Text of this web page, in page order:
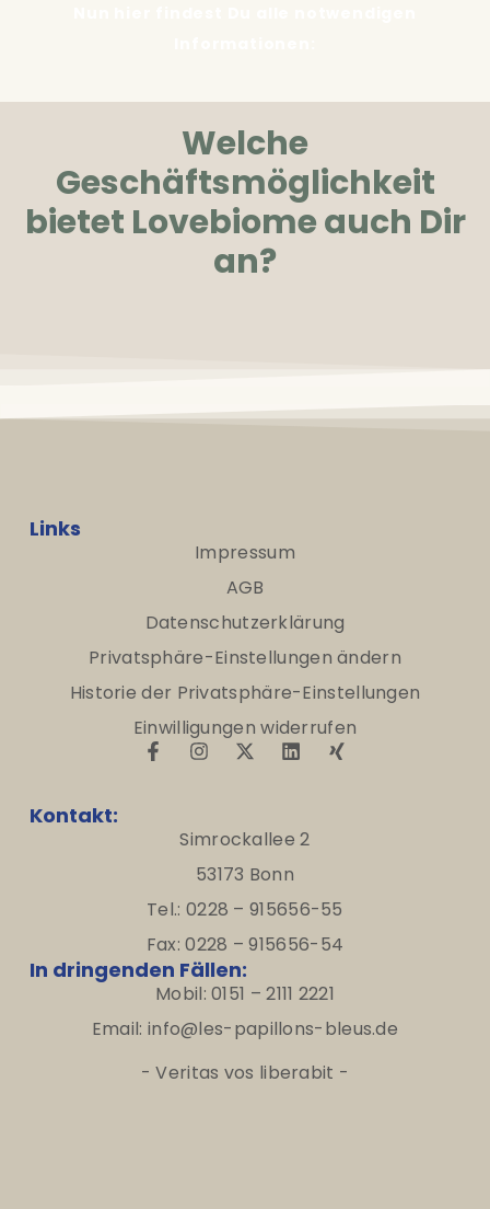
Welche
Geschäftsmöglichkeit
bietet Lovebiome auch Dir
an?
Links
Impressum
AGB
Datenschutzerklärung
Privatsphäre-Einstellungen ändern
Historie der Privatsphäre-Einstellungen
Einwilligungen widerrufen
Kontakt:
Simrockallee 2
53173 Bonn
Tel.: 0228 – 915656-55
Fax: 0228 – 915656-54
In dringenden Fällen:
Mobil: 0151 – 2111 2221
Email: info@les-papillons-bleus.de
- Veritas vos liberabit -